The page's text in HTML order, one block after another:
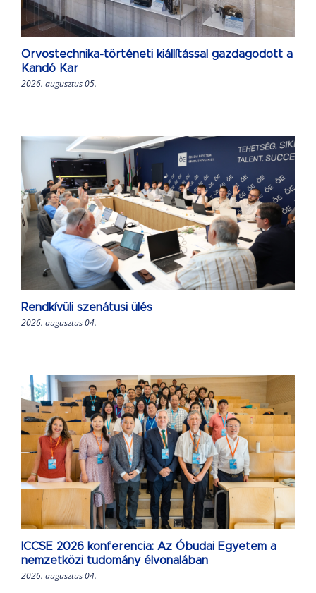
Orvostechnika-történeti kiállítással gazdagodott a
Kandó Kar
2026. augusztus 05.
Rendkívüli szenátusi ülés
2026. augusztus 04.
ICCSE 2026 konferencia: Az Óbudai Egyetem a
nemzetközi tudomány élvonalában
2026. augusztus 04.